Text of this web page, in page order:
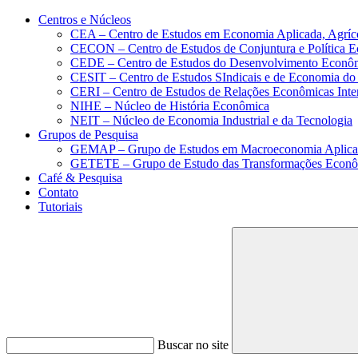
Conteúdo principal Menu principal
Centros e Núcleos
CEA – Centro de Estudos em Economia Aplicada,
CECON – Centro de Estudos de Conjuntura e Política
CEDE – Centro de Estudos do Desenvolvimento
CESIT – Centro de Estudos SIndicais e de Economia
CERI – Centro de Estudos de Relações Econômicas
NIHE – Núcleo de História Econômica
NEIT – Núcleo de Economia Industrial e da Tecnologia
Grupos de Pesquisa
GEMAP – Grupo de Estudos em Macroeconomia
GETETE – Grupo de Estudo das Transformações
Café & Pesquisa
Contato
Tutoriais
Buscar no site